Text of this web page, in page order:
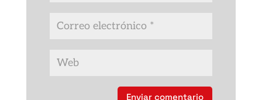
Enviar comentario